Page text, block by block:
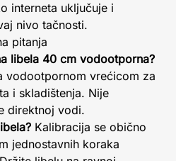
interneta uključuje i
nivo tačnosti.
pitanja
libela 40 cm vodootporna?
vodootpornom vrećicom za
i skladištenja. Nije
direktnoj vodi.
Kalibracija se obično
jednostavnih koraka